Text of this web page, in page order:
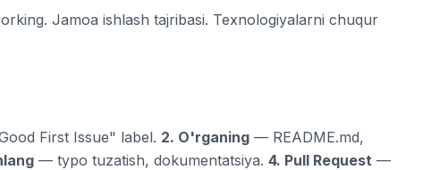
Jamoa ishlash tajribasi. Texnologiyalarni chuqur
First Issue" label. 2. O'rganing — README.md,
— typo tuzatish, dokumentatsiya. 4. Pull Request —